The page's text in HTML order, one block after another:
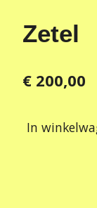
Zetel
€ 200,00
In